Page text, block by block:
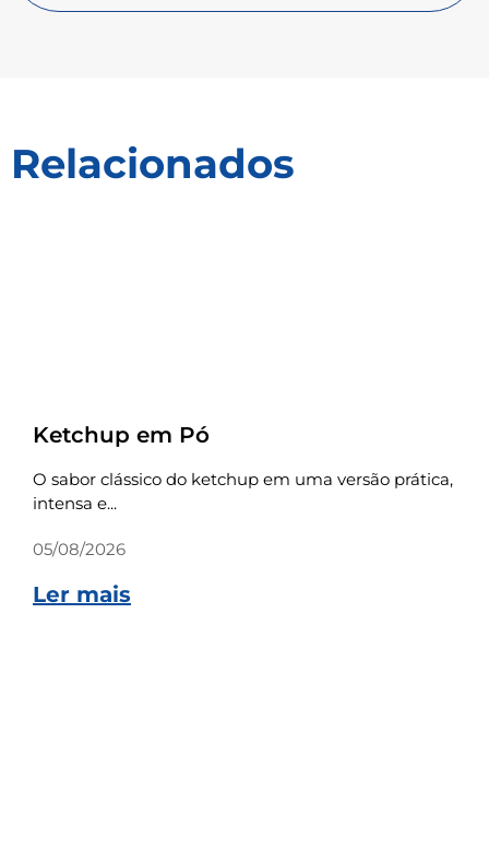
Relacionados
Ketchup em Pó
O sabor clássico do ketchup em uma versão prática,
intensa e...
05/08/2026
Ler mais